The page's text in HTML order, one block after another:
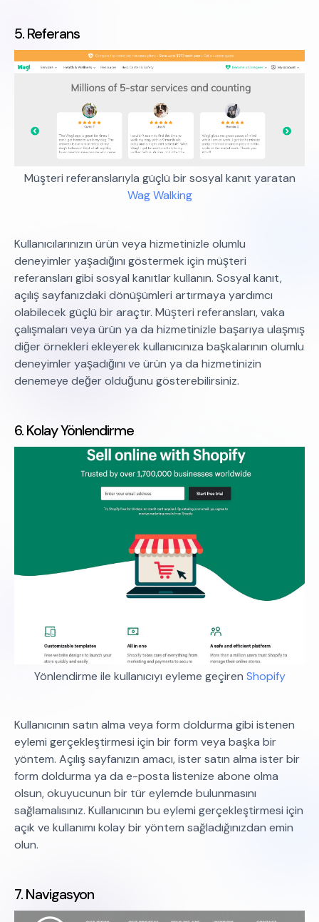
5. Referans
Müşteri referanslarıyla güçlü bir sosyal kanıt yaratan
Wag Walking
Kullanıcılarınızın ürün veya hizmetinizle olumlu
deneyimler yaşadığını göstermek için müşteri
referansları gibi sosyal kanıtlar kullanın. Sosyal kanıt,
açılış sayfanızdaki dönüşümleri artırmaya yardımcı
olabilecek güçlü bir araçtır. Müşteri referansları, vaka
çalışmaları veya ürün ya da hizmetinizle başarıya ulaşmış
diğer örnekleri ekleyerek kullanıcınıza başkalarının olumlu
deneyimler yaşadığını ve ürün ya da hizmetinizin
denemeye değer olduğunu gösterebilirsiniz.
6. Kolay Yönlendirme
Yönlendirme ile kullanıcıyı eyleme geçiren Shopify
Kullanıcının satın alma veya form doldurma gibi istenen
eylemi gerçekleştirmesi için bir form veya başka bir
yöntem. Açılış sayfanızın amacı, ister satın alma ister bir
form doldurma ya da e-posta listenize abone olma
olsun, okuyucunun bir tür eylemde bulunmasını
sağlamalısınız. Kullanıcının bu eylemi gerçekleştirmesi için
açık ve kullanımı kolay bir yöntem sağladığınızdan emin
olun.
7. Navigasyon